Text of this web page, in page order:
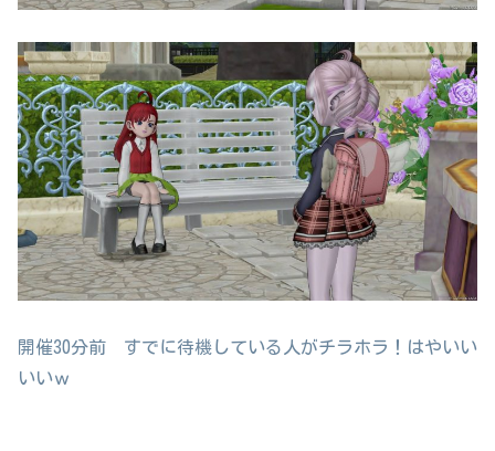
開催30分前 すでに待機している人がチラホラ！はやいい
いいｗ